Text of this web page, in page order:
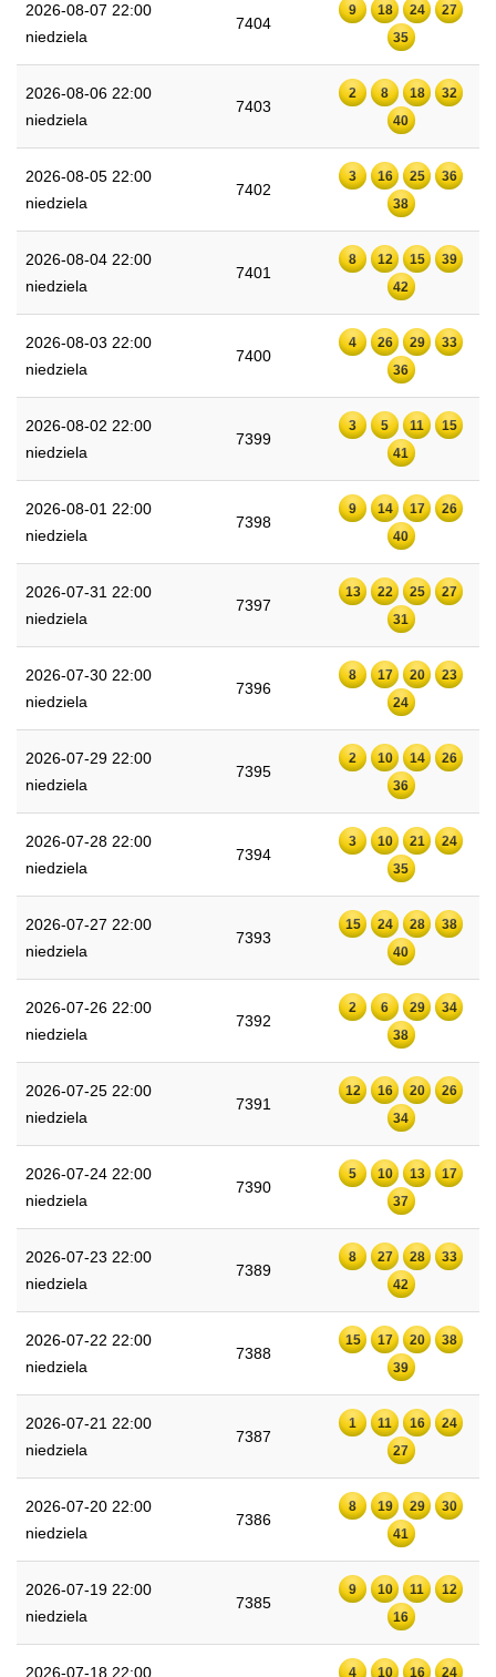
2026-08-07 22:00
niedziela
7404
9 18 24
27
35
2026-08-06 22:00
niedziela
7403
2 8 18
32
40
2026-08-05 22:00
niedziela
7402
3 16 25
36
38
2026-08-04 22:00
niedziela
7401
8 12 15
39
42
2026-08-03 22:00
niedziela
7400
4 26 29
33
36
2026-08-02 22:00
niedziela
7399
3 5 11
15
41
2026-08-01 22:00
niedziela
7398
9 14 17
26
40
2026-07-31 22:00
niedziela
7397
13 22 25
27
31
2026-07-30 22:00
niedziela
7396
8 17 20
23
24
2026-07-29 22:00
niedziela
7395
2 10 14
26
36
2026-07-28 22:00
niedziela
7394
3 10 21
24
35
2026-07-27 22:00
niedziela
7393
15 24 28
38
40
2026-07-26 22:00
niedziela
7392
2 6 29
34
38
2026-07-25 22:00
niedziela
7391
12 16 20
26
34
2026-07-24 22:00
niedziela
7390
5 10 13
17
37
2026-07-23 22:00
niedziela
7389
8 27 28
33
42
2026-07-22 22:00
niedziela
7388
15 17 20
38
39
2026-07-21 22:00
niedziela
7387
1 11 16
24
27
2026-07-20 22:00
niedziela
7386
8 19 29
30
41
2026-07-19 22:00
niedziela
7385
9 10 11
12
16
2026-07-18 22:00 4 10 16 24